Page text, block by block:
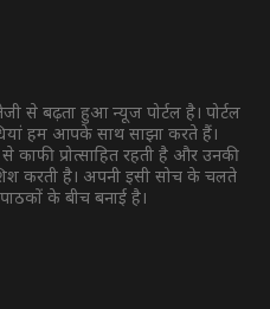
से बढ़ता हुआ न्यूज पोर्टल है। पोर्टल
हम आपके साथ साझा करते हैं।
काफी प्रोत्साहित रहती है और उनकी
करती है। अपनी इसी सोच के चलते
के बीच बनाई है।